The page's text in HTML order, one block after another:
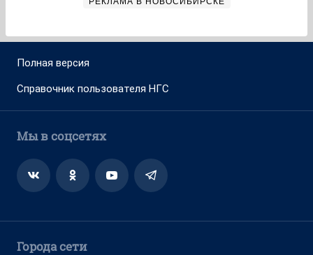
Полная версия
Справочник пользователя НГС
Мы в соцсетях
Города сети